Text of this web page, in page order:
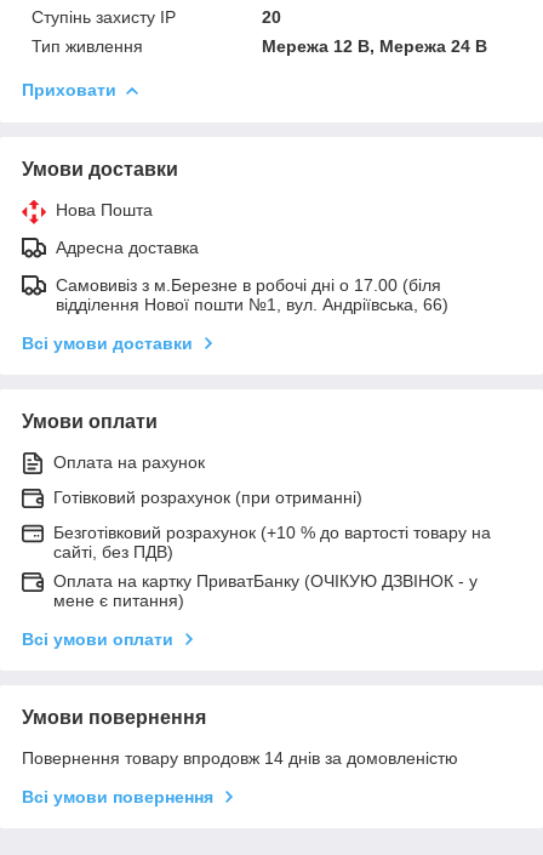
Ступінь захисту IP
20
Тип живлення
Мережа 12 В, Мережа 24 В
Приховати
Умови доставки
Нова Пошта
Адресна доставка
Самовивіз з м.Березне в робочі дні о 17.00 (біля
відділення Нової пошти №1, вул. Андріївська, 66)
Всі умови доставки
Умови оплати
Оплата на рахунок
Готівковий розрахунок (при отриманні)
Безготівковий розрахунок (+10 % до вартості товару на
сайті, без ПДВ)
Оплата на картку ПриватБанку (ОЧІКУЮ ДЗВІНОК - у
мене є питання)
Всі умови оплати
Умови повернення
Повернення товару впродовж 14 днів за домовленістю
Всі умови повернення